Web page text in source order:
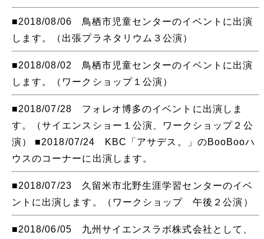
■2018/08/06 鳥栖市児童センターのイベントに出演
します。（出張プラネタリウム３公演）
■2018/08/02 鳥栖市児童センターのイベントに出演
します。（ワークショップ１公演）
■2018/07/28 フォレオ博多のイベントに出演しま
す。（サイエンスショー１公演、ワークショップ２公
演） ■2018/07/24 KBC「アサデス。」のBooBooハ
ウスのコーナーに出演します。
■2018/07/23 久留米市北野生涯学習センターのイベ
ントに出演します。（ワークショップ 午後２公演）
■2018/06/05 九州サイエンスラボ株式会社として、